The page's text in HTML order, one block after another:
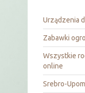
Urządzenia
Zabawki
Wszystkie
online
Srebro-